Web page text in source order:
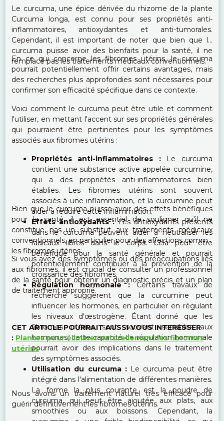
Le curcuma, une épice dérivée du rhizome de la plante
Curcuma longa, est connu pour ses propriétés anti-
inflammatoires, antioxydantes et anti-tumorales.
Cependant, il est important de noter que bien que le
curcuma puisse avoir des bienfaits pour la santé, il ne
remplace pas les traitements médicaux conventionnels.
En ce qui concerne les fibromes utérins, le curcuma
pourrait potentiellement offrir certains avantages, mais
des recherches plus approfondies sont nécessaires pour
confirmer son efficacité spécifique dans ce contexte.
Voici comment le curcuma peut être utile et comment
l'utiliser, en mettant l'accent sur ses propriétés générales
qui pourraient être pertinentes pour les symptômes
associés aux fibromes utérins :
Propriétés anti-inflammatoires :
Le curcuma
contient une substance active appelée curcumine,
qui a des propriétés anti-inflammatoires bien
établies. Les fibromes utérins sont souvent
associés à une inflammation, et la curcumine peut
aider à réduire cette inflammation.
Effets antioxydants :Les antioxydants présents
dans le curcuma peuvent aider à neutraliser les
radicaux libres dans le corps. Cela peut être
bénéfique pour la santé générale et pourrait
potentiellement contribuer à la prévention de la
croissance des fibromes.
Régulation hormonale :Certains travaux de
recherche suggèrent que la curcumine peut
influencer les hormones, en particulier en régulant
les niveaux d'œstrogène. Étant donné que les
fibromes utérins sont souvent sensibles aux
hormones, cette capacité de régulation hormonale
pourrait avoir des implications dans le traitement
des symptômes associés.
Utilisation du curcuma : Le curcuma peut être
intégré dans l'alimentation de différentes manières.
La forme la plus courante est la poudre de
curcuma, qui peut être ajoutée aux plats, aux
smoothies ou aux boissons. Cependant, la
Bien que le curcuma puisse avoir des effets bénéfiques
pour la santé, il est essentiel de souligner qu'il ne
constitue pas un substitut aux traitements médicaux
conventionnels, en particulier pour des affections comme
les fibromes utérins.
Si vous avez des symptômes ou des préoccupations liés
aux fibromes, il est crucial de consulter un professionnel
de la santé pour obtenir un diagnostic précis et un plan
de traitement approprié.
CET ARTICLE POURRAIT AUSSI VOUS INTERESSER
: Plantes pour éliminer naturellement les fibromes
utérins
Nous avons un traitement naturel très efficace pour
guérir définitivement les fibromes utérins.